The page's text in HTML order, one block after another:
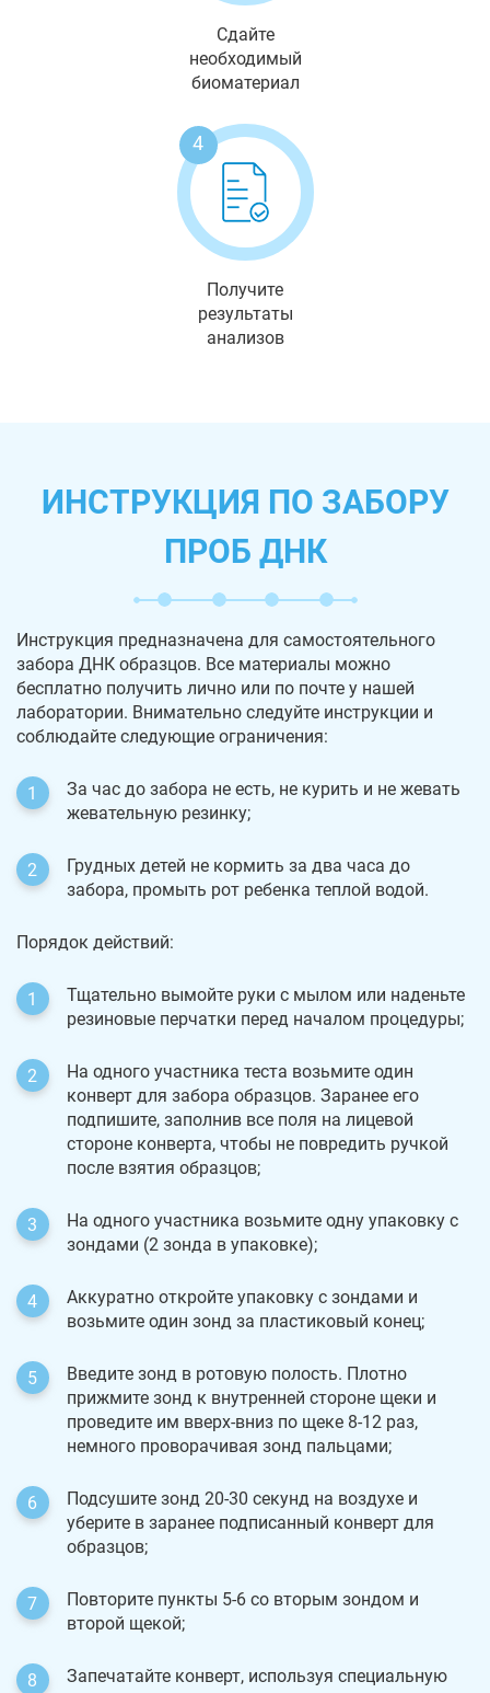
Сдайте
необходимый
биоматериал
4
Получите
результаты
анализов
ИНСТРУКЦИЯ ПО ЗАБОРУ
ПРОБ ДНК
Инструкция предназначена для самостоятельного
забора ДНК образцов. Все материалы можно
бесплатно получить лично или по почте у нашей
лаборатории. Внимательно следуйте инструкции и
соблюдайте следующие ограничения:
За час до забора не есть, не курить и не жевать
жевательную резинку;
Грудных детей не кормить за два часа до
забора, промыть рот ребенка теплой водой.
Порядок действий:
Тщательно вымойте руки с мылом или наденьте
резиновые перчатки перед началом процедуры;
На одного участника теста возьмите один
конверт для забора образцов. Заранее его
подпишите, заполнив все поля на лицевой
стороне конверта, чтобы не повредить ручкой
после взятия образцов;
На одного участника возьмите одну упаковку с
зондами (2 зонда в упаковке);
Аккуратно откройте упаковку с зондами и
возьмите один зонд за пластиковый конец;
Введите зонд в ротовую полость. Плотно
прижмите зонд к внутренней стороне щеки и
проведите им вверх-вниз по щеке 8-12 раз,
немного проворачивая зонд пальцами;
Подсушите зонд 20-30 секунд на воздухе и
уберите в заранее подписанный конверт для
образцов;
Повторите пункты 5-6 со вторым зондом и
второй щекой;
Запечатайте конверт, используя специальную